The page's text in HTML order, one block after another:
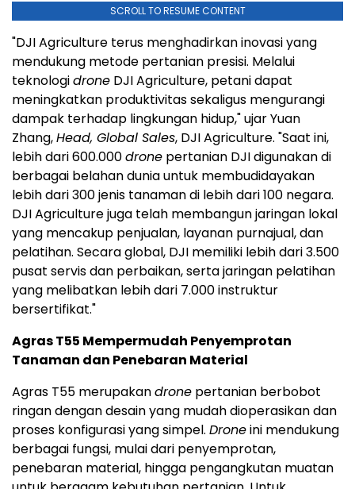
SCROLL TO RESUME CONTENT
"DJI Agriculture terus menghadirkan inovasi yang
mendukung metode pertanian presisi. Melalui
teknologidrone DJI Agriculture, petani dapat
meningkatkan produktivitas sekaligus mengurangi
dampak terhadap lingkungan hidup," ujar Yuan
Zhang,Head, Global Sales, DJI Agriculture. "Saat ini,
lebih dari 600.000drone pertanian DJI digunakan di
berbagai belahan dunia untuk membudidayakan
lebih dari 300 jenis tanaman di lebih dari 100 negara.
DJI Agriculture juga telah membangun jaringan lokal
yang mencakup penjualan, layanan purnajual, dan
pelatihan. Secara global, DJI memiliki lebih dari 3.500
pusat servis dan perbaikan, serta jaringan pelatihan
yang melibatkan lebih dari 7.000 instruktur
bersertifikat."
Agras T55 Mempermudah Penyemprotan
Tanaman dan Penebaran Material
Agras T55 merupakandrone pertanian berbobot
ringan dengan desain yang mudah dioperasikan dan
proses konfigurasi yang simpel. Droneini mendukung
berbagai fungsi, mulai dari penyemprotan,
penebaran material, hingga pengangkutan muatan